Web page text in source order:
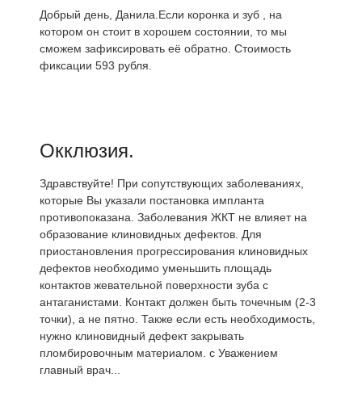
Добрый день, Данила.Если коронка и зуб , на
котором он стоит в хорошем состоянии, то мы
сможем зафиксировать её обратно. Стоимость
фиксации 593 рубля.
Окклюзия.
Здравствуйте! При сопутствующих заболеваниях,
которые Вы указали постановка импланта
противопоказана. Заболевания ЖКТ не влияет на
образование клиновидных дефектов. Для
приостановления прогрессирования клиновидных
дефектов необходимо уменьшить площадь
контактов жевательной поверхности зуба с
антаганистами. Контакт должен быть точечным (2-3
точки), а не пятно. Также если есть необходимость,
нужно клиновидный дефект закрывать
пломбировочным материалом. с Уважением
главный врач...